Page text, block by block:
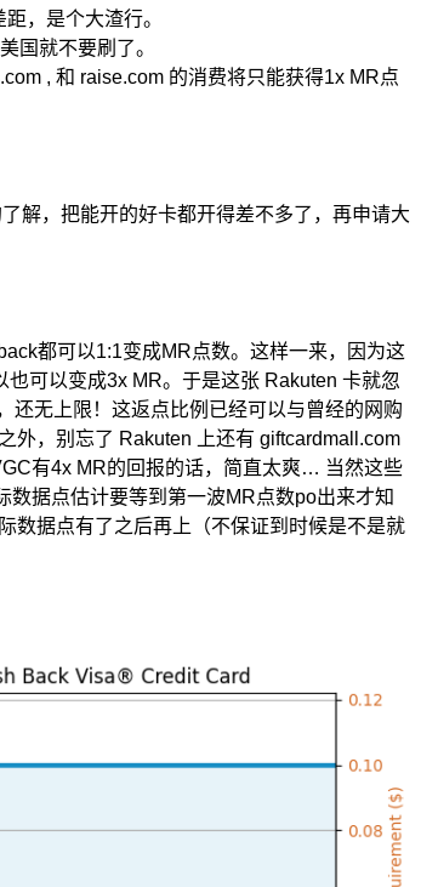
，是个大渣行。
国就不要刷了。
, 和 raise.com 的消费将只能获得1x MR点
解，把能开的好卡都开得差不多了，再申请大
都可以1:1变成MR点数。这样一来，因为这
可以变成3x MR。于是这张 Rakuten 卡就忽
还无上限！这返点比例已经可以与曾经的网购
外，别忘了 Rakuten 上还有 giftcardmall.com
有4x MR的回报的话，简直太爽… 当然这些
数据点估计要等到第一波MR点数po出来才知
数据点有了之后再上（不保证到时候是不是就